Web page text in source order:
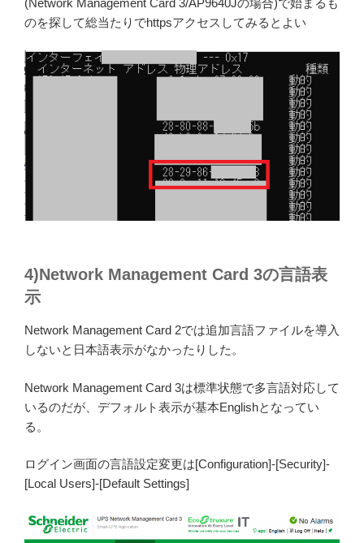
のを探して総当たりでhttpsアクセスしてみるとよい
4)Network Management Card 3の言語表
示
Network Management Card 2では追加言語ファイルを導入
しないと日本語表示がなかったりした。
Network Management Card 3は標準状態で多言語対応して
いるのだが、デフォルト表示が基本Englishとなってい
る。
ログイン画面の言語設定変更は[Configuration]-[Security]-
[Local Users]-[Default Settings]